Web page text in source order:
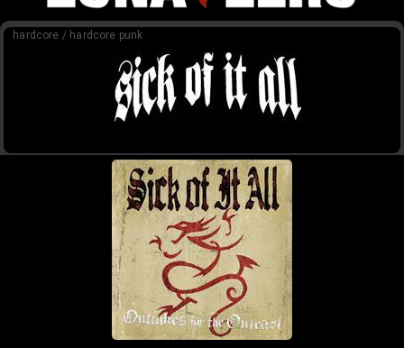
CONTENIDO
hardcore / hardcore punk